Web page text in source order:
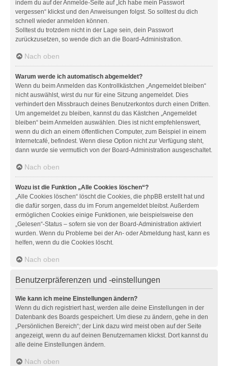
indem du auf der Anmelde-Seite auf „Ich habe mein Passwort
vergessen“ klickst und den Anweisungen folgst. So solltest du dich
schnell wieder anmelden können.
Solltest du trotzdem nicht in der Lage sein, dein Passwort
zurückzusetzen, so wende dich an die Board-Administration.
Nach oben
Warum werde ich automatisch abgemeldet?
Wenn du beim Anmelden das Kontrollkästchen „Angemeldet bleiben“
nicht auswählst, wirst du nur für eine Sitzung angemeldet. Dies
verhindert den Missbrauch deines Benutzerkontos durch einen Dritten.
Um angemeldet zu bleiben, kannst du das Kästchen „Angemeldet
bleiben“ beim Anmelden auswählen. Dies ist nicht empfehlenswert,
wenn du dich an einem öffentlichen Computer, zum Beispiel in einem
Internetcafé, befindest. Wenn diese Option nicht zur Verfügung steht,
dann wurde sie vermutlich von der Board-Administration ausgeschaltet.
Nach oben
Wozu ist die Funktion „Alle Cookies löschen“?
„Alle Cookies löschen“ löscht die Cookies, die phpBB erstellt hat und
die dafür sorgen, dass du im Forum angemeldet bleibst. Außerdem
ermöglichen Cookies einige Funktionen, wie beispielsweise den
„Gelesen“-Status – sofern sie von der Board-Administration aktiviert
wurden. Wenn du Probleme bei der An- oder Abmeldung hast, kann es
helfen, wenn du die Cookies löscht.
Nach oben
Benutzerpräferenzen und -einstellungen
Wie kann ich meine Einstellungen ändern?
Wenn du dich registriert hast, werden alle deine Einstellungen in der
Datenbank des Boards gespeichert. Um diese zu ändern, gehe in den
„Persönlichen Bereich“; der Link dazu wird meist oben auf der Seite
angezeigt, wenn du auf deinen Benutzernamen klickst. Dort kannst du
alle deine Einstellungen ändern.
Nach oben